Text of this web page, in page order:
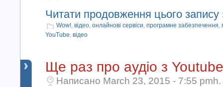
Читати продовження цього запису
Wow!, відео, онлайнові сервіси, програмне забезпечення,
YouTube, відео
Ще раз про аудіо з Youtube
Написано March 23, 2015 - 7:55 pmh.